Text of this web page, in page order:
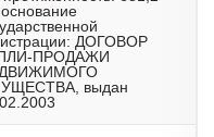
ДОГОВОР
ПРОДАЖИ
выдан